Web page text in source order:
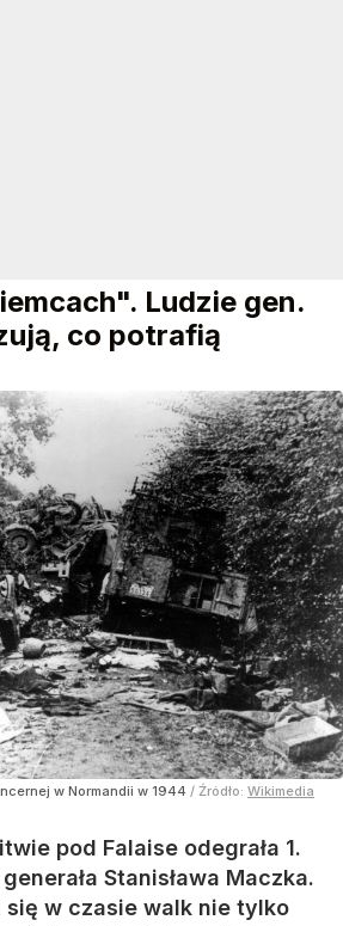
Ludzie gen.
co potrafią
w Normandii w 1944 / Źródło: Wikimedia
pod Falaise odegrała 1.
Stanisława Maczka.
w czasie walk nie tylko